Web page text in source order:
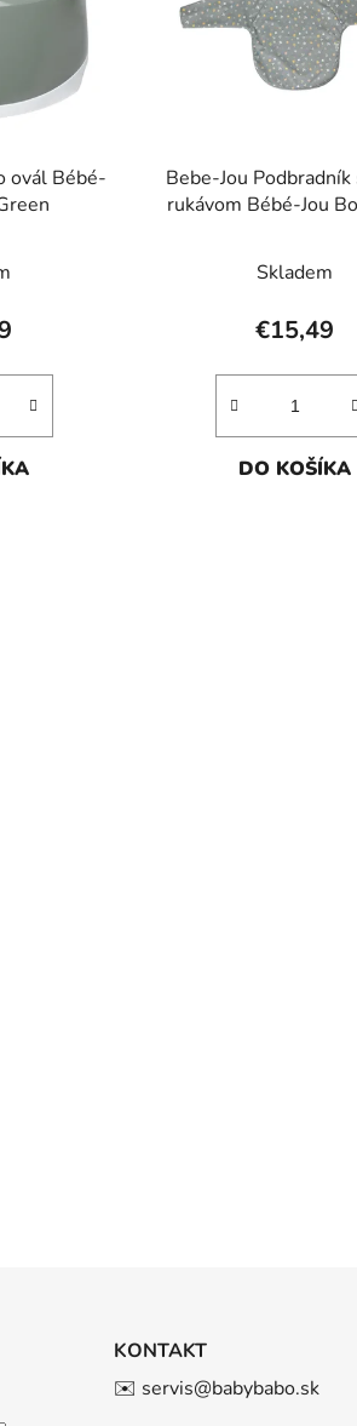
ovál Bébé-
Bebe-Jou
rukávom Bébé-Jou
Skladem
€15,49
DO KOŠÍKA
KONTAKT
✉️ servis@babybabo.sk